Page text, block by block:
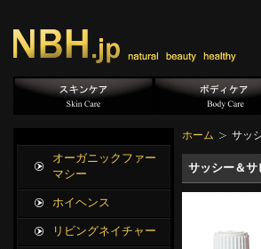
ホーム サッ
サッシー＆
オーガニックファー
マシー
ホイヘンス
リビングネイチャー